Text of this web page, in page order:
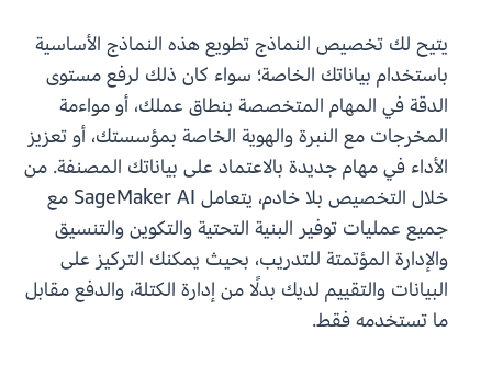
يتيح لك تخصيص النماذج تطويع هذه النماذج الأساسية
باستخدام بياناتك الخاصة؛ سواء كان ذلك لرفع مستوى
الدقة في المهام المتخصصة بنطاق عملك، أو مواءمة
المخرجات مع النبرة والهوية الخاصة بمؤسستك، أو تعزيز
الأداء في مهام جديدة بالاعتماد على بياناتك المصنفة. من
خلال التخصيص بلا خادم، يتعامل SageMaker AI مع
جميع عمليات توفير البنية التحتية والتكوين والتنسيق
والإدارة المؤتمتة للتدريب، بحيث يمكنك التركيز على
البيانات والتقييم لديك بدلًا من إدارة الكتلة، والدفع مقابل
ما تستخدمه فقط.